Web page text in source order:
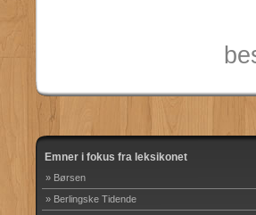
Emner i fokus fra leksikonet
» Børsen
» Berlingske Tidende